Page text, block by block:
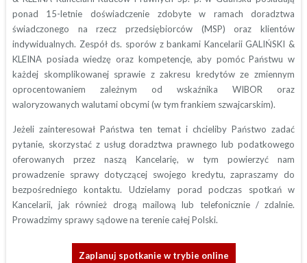
ponad 15-letnie doświadczenie zdobyte w ramach doradztwa
świadczonego na rzecz przedsiębiorców (MSP) oraz klientów
indywidualnych. Zespół ds. sporów z bankami Kancelarii GALIŃSKI &
KLEINA posiada wiedzę oraz kompetencje, aby pomóc Państwu w
każdej skomplikowanej sprawie z zakresu kredytów ze zmiennym
oprocentowaniem zależnym od wskaźnika WIBOR oraz
waloryzowanych walutami obcymi (w tym frankiem szwajcarskim).
Jeżeli zainteresował Państwa ten temat i chcieliby Państwo zadać
pytanie, skorzystać z usług doradztwa prawnego lub podatkowego
oferowanych przez naszą Kancelarię, w tym powierzyć nam
prowadzenie sprawy dotyczącej swojego kredytu, zapraszamy do
bezpośredniego kontaktu. Udzielamy porad podczas spotkań w
Kancelarii, jak również drogą mailową lub telefonicznie / zdalnie.
Prowadzimy sprawy sądowe na terenie całej Polski.
Zaplanuj spotkanie w trybie online